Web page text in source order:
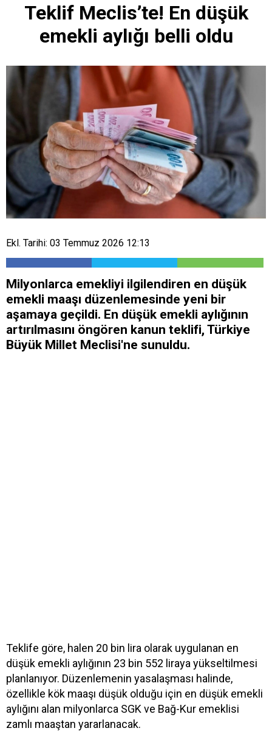
Teklif Meclis’te! En düşük
emekli aylığı belli oldu
Ekl. Tarihi: 03 Temmuz 2026 12:13
Milyonlarca emekliyi ilgilendiren en düşük
emekli maaşı düzenlemesinde yeni bir
aşamaya geçildi. En düşük emekli aylığının
artırılmasını öngören kanun teklifi, Türkiye
Büyük Millet Meclisi'ne sunuldu.
Teklife göre, halen 20 bin lira olarak uygulanan en
düşük emekli aylığının 23 bin 552 liraya yükseltilmesi
planlanıyor. Düzenlemenin yasalaşması halinde,
özellikle kök maaşı düşük olduğu için en düşük emekli
aylığını alan milyonlarca SGK ve Bağ-Kur emeklisi
zamlı maaştan yararlanacak.